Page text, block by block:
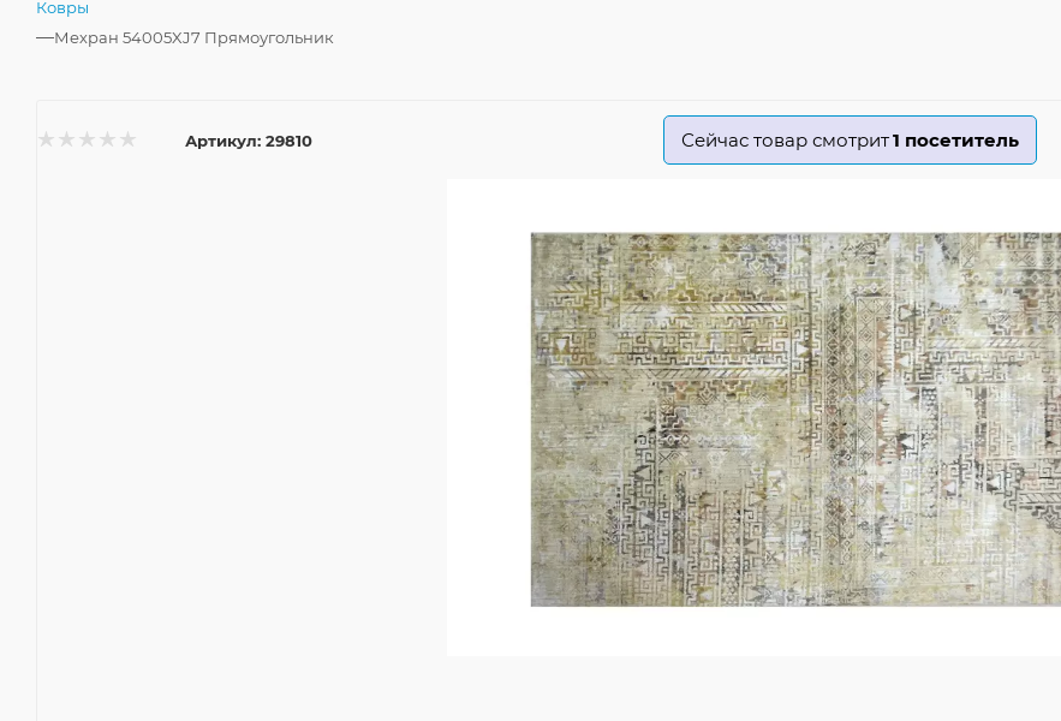
Ковры
—Мехран 54005XJ7 Прямоугольник
Артикул: 29810 Сейчас товар смотрит1 посетитель